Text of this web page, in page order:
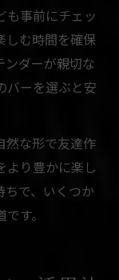
も事前にチェッ
しむ時間を確保
ンダーが親切な
バーを選ぶと安
然な形で友達作
より豊かに楽し
ちで、いくつか
す。